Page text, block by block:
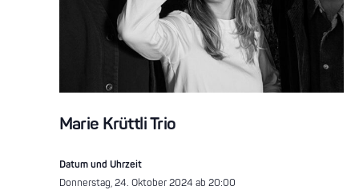
Marie Krüttli Trio
Datum und Uhrzeit
Donnerstag, 24. Oktober 2024 ab 20:00